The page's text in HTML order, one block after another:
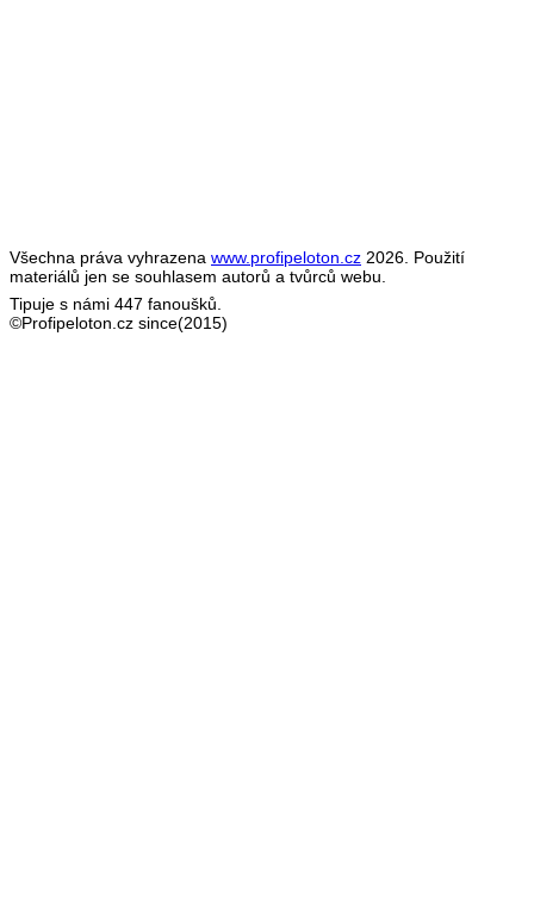
Všechna práva vyhrazena www.profipeloton.cz 2026. Použití
materiálů jen se souhlasem autorů a tvůrců webu.
Tipuje s námi 447 fanoušků.
©Profipeloton.cz since(2015)